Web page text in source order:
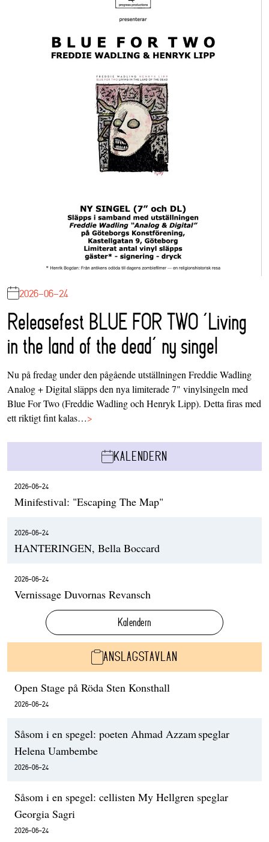
2026-06-24
Releasefest BLUE FOR TWO ‘Living
in the land of the dead’ ny singel
Nu på fredag under den pågående utställningen Freddie Wadling
Analog + Digital släpps den nya limiterade 7" vinylsingeln med
Blue For Two (Freddie Wadling och Henryk Lipp). Detta firas med
ett riktigt fint kalas…>
KALENDERN
2026-06-24
Minifestival: "Escaping The Map"
2026-06-24
HANTERINGEN, Bella Boccard
2026-06-24
Vernissage Duvornas Revansch
Kalendern
ANSLAGSTAVLAN
Open Stage på Röda Sten Konsthall
2026-06-24
Såsom i en spegel: poeten Ahmad Azzam speglar
Helena Uambembe
2026-06-24
Såsom i en spegel: cellisten My Hellgren speglar
Georgia Sagri
2026-06-24